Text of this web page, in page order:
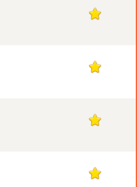
1
1
1
1